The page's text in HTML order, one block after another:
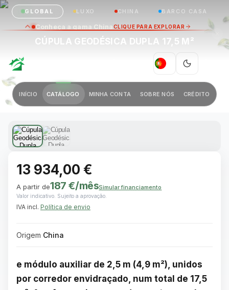
GLOBAL LUXO CHINA BARCO CASA
PT
INÍCIO CATÁLOGO MINHA CONTA SOBRE NÓS CRÉDITO
CÚPULA GEODÉSICA DUPLA 17,5 M²
1 / 2
13 934,00 €
A partir de187 €/mêsSimular financiamento
Valor indicativo. Sujeito a aprovação.
IVA incl. Política de envio
Origem China
e módulo auxiliar de 2,5 m (4,9 m²), unidos
por corredor envidraçado, num total de 17,5
Conheça a gama ChinaCLIQUE PARA EXPLORAR